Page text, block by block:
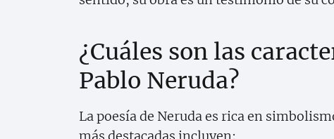
¿Cuáles son las
Pablo Neruda?
La poesía de Neruda es rica en
más destacadas incluyen: